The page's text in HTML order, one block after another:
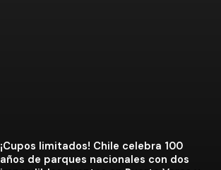
¡Cupos limitados! Chile celebra 100
años de parques nacionales con dos